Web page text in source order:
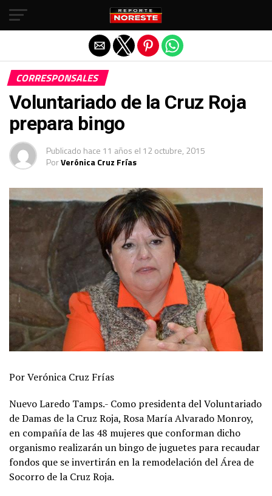
CORRESPONSALES
Voluntariado de la Cruz Roja
prepara bingo
Publicado hace 11 años el 12 octubre, 2015
PorVerónica Cruz Frías
Por Verónica Cruz Frías
Nuevo Laredo Tamps.- Como presidenta del Voluntariado
de Damas de la Cruz Roja, Rosa María Alvarado Monroy,
en compañía de las 48 mujeres que conforman dicho
organismo realizarán un bingo de juguetes para recaudar
fondos que se invertirán en la remodelación del Área de
Socorro de la Cruz Roja.
Salir de la versión móvil